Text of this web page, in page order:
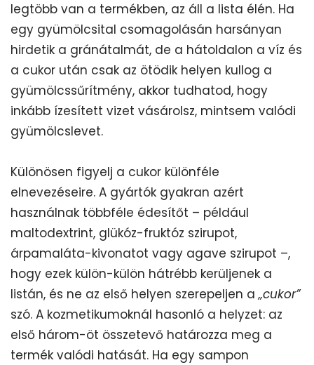
legtöbb van a termékben, az áll a lista élén. Ha
egy gyümölcsital csomagolásán harsányan
hirdetik a gránátalmát, de a hátoldalon a víz és
a cukor után csak az ötödik helyen kullog a
gyümölcssűrítmény, akkor tudhatod, hogy
inkább ízesített vizet vásárolsz, mintsem valódi
gyümölcslevet.
Különösen figyelj a cukor különféle
elnevezéseire. A gyártók gyakran azért
használnak többféle édesítőt – például
maltodextrint, glükóz-fruktóz szirupot,
árpamaláta-kivonatot vagy agave szirupot –,
hogy ezek külön-külön hátrébb kerüljenek a
listán, és ne az első helyen szerepeljen a„cukor”
szó. A kozmetikumoknál hasonló a helyzet: az
első három-öt összetevő határozza meg a
termék valódi hatását. Ha egy sampon